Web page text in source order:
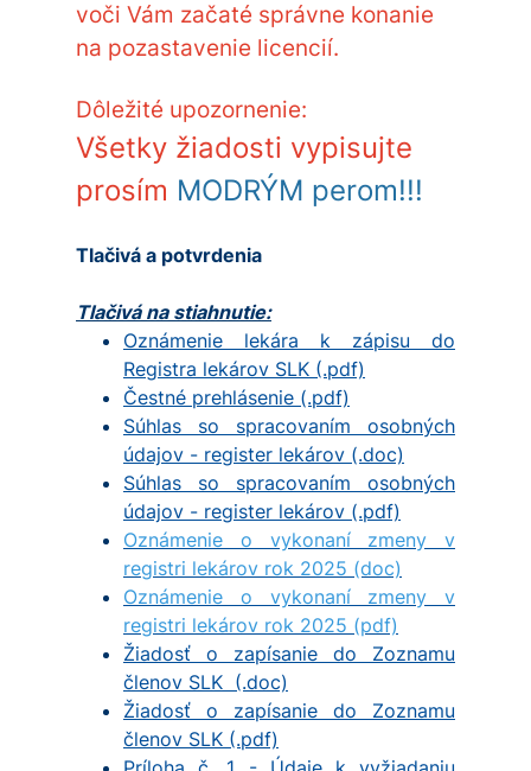
voči Vám začaté správne konanie
na pozastavenie licencií.
Dôležité upozornenie:
Všetky žiadosti vypisujte
prosím MODRÝM perom!!!
Tlačivá a potvrdenia
Tlačivá na stiahnutie:
Oznámenie lekára k zápisu do
Registra lekárov SLK (.pdf)
Čestné prehlásenie (.pdf)
Súhlas so spracovaním osobných
údajov - register lekárov (.doc)
Súhlas so spracovaním osobných
údajov - register lekárov (.pdf)
Oznámenie o vykonaní zmeny v
registri lekárov rok 2025 (doc)
Oznámenie o vykonaní zmeny v
registri lekárov rok 2025 (pdf)
Žiadosť o zapísanie do Zoznamu
členov SLK (.doc)
Žiadosť o zapísanie do Zoznamu
členov SLK (.pdf)